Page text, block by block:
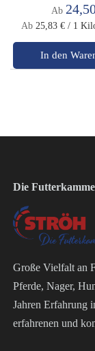
Ab
Ab 25,83 € / 1
In den
Die
Große Vielfalt an
Pferde, Nager,
Jahren Erfahrung
erfahrenen und